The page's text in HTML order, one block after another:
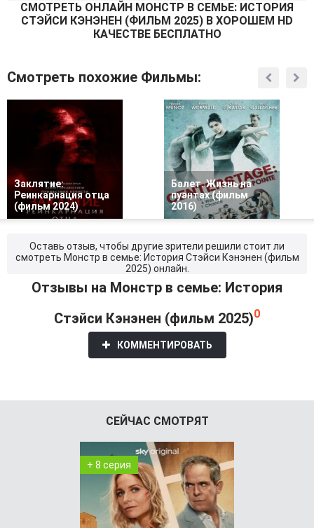
СМОТРEТЬ ОНЛАЙН МОНСТР В СЕМЬЕ: ИСТОРИЯ
СТЭЙСИ КЭНЭНЕН (ФИЛЬМ 2025) В ХОРОШЕМ HD
КАЧЕСТВЕ БЕСПЛАТНО
Смотреть похожие Фильмы:
Заклятие:
Реинкарнация отца
(фильм 2024)
Балет. Жизнь на
пуантах (фильм
2016)
Оставь отзыв, чтобы другие зрители решили стоит ли
смотреть Монстр в семье: История Стэйси Кэнэнен (фильм
2025) онлайн.
Отзывы на Монстр в семье: История
Стэйси Кэнэнен (фильм 2025)0
КОММЕНТИРОВАТЬ
СЕЙЧАС СМОТРЯТ
+ 8 серия